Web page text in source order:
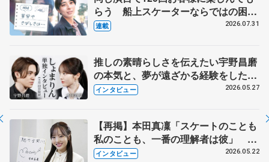
らう 船上スケーターならではの困難
とは 影響あったPIW前キャプテン松
連載 2026.07.31
推しの素晴らしさを伝えたい宇野昌磨
の本気と、夢が遠ざかる経験をした本
田真凜の覚悟
インタビュー 2026.05.27
【再掲】本田真凜「スケートのことも
私のことも、一番の理解者は彼」 引
退時の単独インタビューで語った競技
インタビュー 2026.05.22